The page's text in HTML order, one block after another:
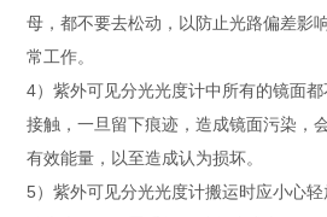
母，都不要去松动，以防止光路偏差影
常工作。
4）紫外可见分光光度计中所有的镜面
接触，一旦留下痕迹，造成镜面污染，
有效能量，以至造成认为损坏。
5）紫外可见分光光度计搬运时应小心